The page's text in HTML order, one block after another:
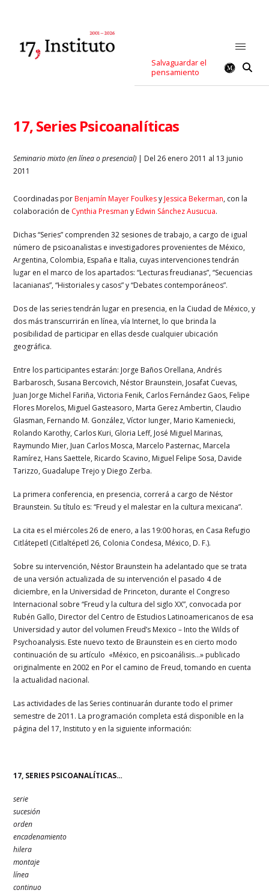
Salvaguardar el
pensamiento
17, Series Psicoanalíticas
Seminario mixto (en línea o presencial) | Del 26 enero 2011 al 13 junio
2011
Coordinadas porBenjamín Mayer FoulkesyJessica Bekerman, con la
colaboración de Cynthia Presman yEdwin Sánchez Ausucua.
Dichas “Series” comprenden 32 sesiones de trabajo, a cargo de igual
número de psicoanalistas e investigadores provenientes de México,
Argentina, Colombia, España e Italia, cuyas intervenciones tendrán
lugar en el marco de los apartados: “Lecturas freudianas”, “Secuencias
lacanianas”, “Historiales y casos” y “Debates contemporáneos”.
Dos de las series tendrán lugar en presencia, en la Ciudad de México, y
dos más transcurrirán en línea, vía Internet, lo que brinda la
posibilidad de participar en ellas desde cualquier ubicación
geográfica.
Entre los participantes estarán: Jorge Baños Orellana, Andrés
Barbarosch, Susana Bercovich, Néstor Braunstein, Josafat Cuevas,
Juan Jorge Michel Fariña, Victoria Fenik, Carlos Fernández Gaos, Felipe
Flores Morelos, Miguel Gasteasoro, Marta Gerez Ambertin, Claudio
Glasman, Fernando M. González, Víctor Iunger, Mario Kameniecki,
Rolando Karothy, Carlos Kuri, Gloria Leff, José Miguel Marinas,
Raymundo Mier, Juan Carlos Mosca, Marcelo Pasternac, Marcela
Ramírez, Hans Saettele, Ricardo Scavino, Miguel Felipe Sosa, Davide
Tarizzo, Guadalupe Trejo y Diego Zerba.
La primera conferencia, en presencia, correrá a cargo de Néstor
Braunstein. Su título es: “Freud y el malestar en la cultura mexicana”.
La cita es el miércoles 26 de enero, a las 19:00 horas, en Casa Refugio
Citlátepetl (Citlaltépetl 26, Colonia Condesa, México, D. F.).
Sobre su intervención, Néstor Braunstein ha adelantado que se trata
de una versión actualizada de su intervención el pasado 4 de
diciembre, en la Universidad de Princeton, durante el Congreso
Internacional sobre “Freud y la cultura del siglo XX”, convocada por
Rubén Gallo, Director del Centro de Estudios Latinoamericanos de esa
Universidad y autor del volumen Freud’s Mexico – Into the Wilds of
Psychoanalysis. Este nuevo texto de Braunstein es en cierto modo
continuación de su artículo «México, en psicoanálisis…» publicado
originalmente en 2002 en Por el camino de Freud, tomando en cuenta
la actualidad nacional.
Las actividades de las Series continuarán durante todo el primer
semestre de 2011. La programación completa está disponible en la
página del 17, Instituto y en la siguiente información:
17, SERIES PSICOANALÍTICAS…
serie
sucesión
orden
encadenamiento
hilera
montaje
línea
continuo